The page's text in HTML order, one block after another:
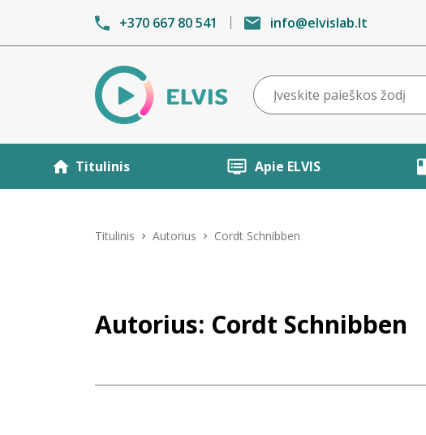
+370 667 80 541 info@elvislab.lt
Titulinis Apie ELVIS
Titulinis Autorius Cordt Schnibben
Autorius: Cordt Schnibben